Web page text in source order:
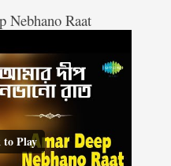
Nebhano Raat
Play